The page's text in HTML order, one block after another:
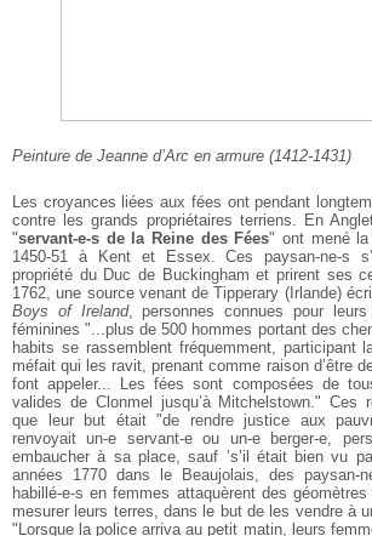
Peinture de Jeanne d’Arc en armure (1412-1431)
Les croyances liées aux fées ont pendant
contre les grands propriétaires terriens. En
"servant-e-s de la Reine des Fées" ont mené la
1450-51 à Kent et Essex. Ces paysan-ne-s
propriété du Duc de Buckingham et prirent ses
1762, une source venant de Tipperary (Irlande)
Boys of Ireland, personnes connues pour
féminines "...plus de 500 hommes portant des
habits se rassemblent fréquemment, participant
méfait qui les ravit, prenant comme raison d’être
font appeler... Les fées sont composées de
valides de Clonmel jusqu’à Mitchelstown." Ces
que leur but était "de rendre justice aux
renvoyait un-e servant-e ou un-e berger-e,
embaucher à sa place, sauf ’s’il était bien vu
années 1770 dans le Beaujolais, des paysan-
habillé-e-s en femmes attaquèrent des
mesurer leurs terres, dans le but de les vendre à
"Lorsque la police arriva au petit matin, leurs